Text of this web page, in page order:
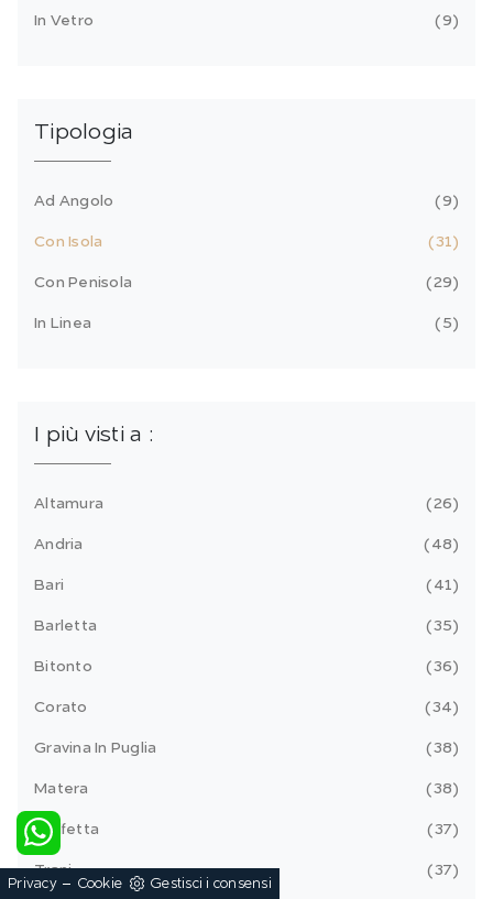
In Vetro 9
Tipologia
Ad Angolo 9
Con Isola 31
Con Penisola 29
In Linea 5
I più visti a :
Altamura 26
Andria 48
Bari 41
Barletta 35
Bitonto 36
Corato 34
Gravina In Puglia 38
Matera 38
Molfetta 37
Trani 37
Privacy- Cookie Gestisci i consensi